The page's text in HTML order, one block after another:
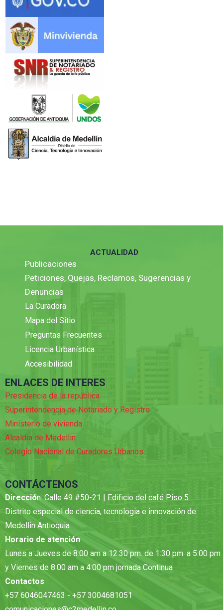
ACTUALIDAD
Publicaciones
Peticiones, Quejas, Reclamos, Sugerencias y
Denuncias
La Curadora
Mapa del Sitio
Preguntas Frecuentes
Licencia Urbanística
Accesibilidad
ENLACES DE INTERES
Presidencia de la república
Superintendencia de Notariado y Registro
Ministerio de vivienda
Alcaldia de Medellin
Colegio Nacional de Curadores Urbanos
CONTÁCTENOS
Dirección: Calle 49 #50-21 | Edificio del café Piso 5
Distrito especial de ciencia, tecnologia e innovación de
Medellin Antioquia
Horario de atención
Lunes a Jueves de 8:00 am a 12.30 pm. de 1:30 pm. a 5:00 pm
y Viernes de 8:00 am a 4:00 pm jornada Continua
Contactos
+57 6046047463 - +57 3004681051